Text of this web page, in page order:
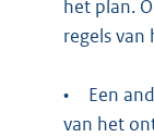
e
r
e
l
het plan.
regels
•
Een
van het